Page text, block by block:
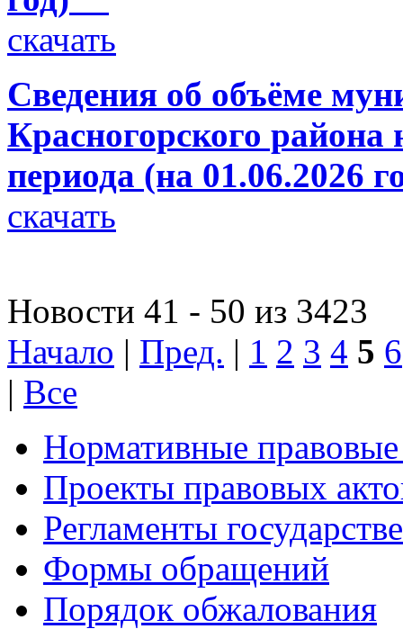
скачать
Сведения об объёме
Красногорского района
периода (на 01.06.2026
скачать
Новости 41 - 50 из 3423
Начало | Пред. | 1 2 3 4 5 6
| Все
Нормативные
Проекты правовых
Регламенты
Формы обращений
Порядок обжалования